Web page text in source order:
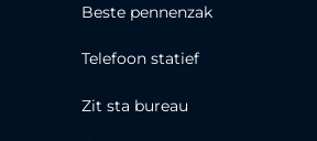
Beste pennenzak
Telefoon statief
Zit sta bureau